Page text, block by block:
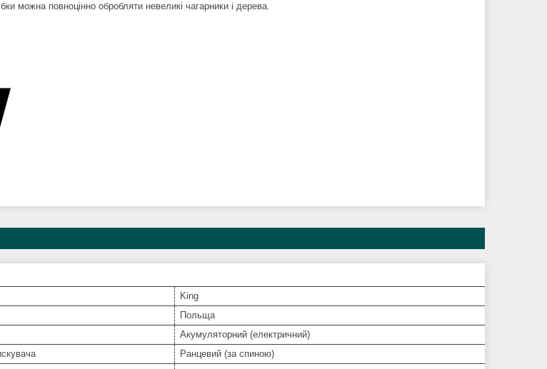
можна повноцінно обробляти невеликі чагарники і дерева.
King
Польща
Акумуляторний (електричний)
Ранцевий (за спиною)